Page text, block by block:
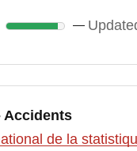
Accidents
de la